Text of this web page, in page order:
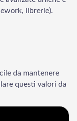
librerie).
da mantenere
questi valori da